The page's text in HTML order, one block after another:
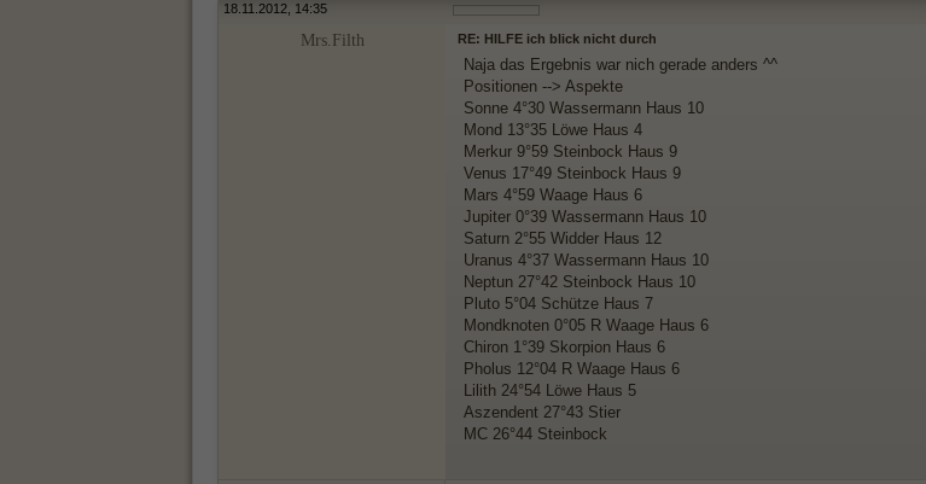
18.11.2012, 14:35
Mrs.Filth RE: HILFE ich blick nicht durch
Naja das Ergebnis war nich gerade anders ^^
Positionen --> Aspekte
Sonne 4°30 Wassermann Haus 10
Mond 13°35 Löwe Haus 4
Merkur 9°59 Steinbock Haus 9
Venus 17°49 Steinbock Haus 9
Mars 4°59 Waage Haus 6
Jupiter 0°39 Wassermann Haus 10
Saturn 2°55 Widder Haus 12
Uranus 4°37 Wassermann Haus 10
Neptun 27°42 Steinbock Haus 10
Pluto 5°04 Schütze Haus 7
Mondknoten 0°05 R Waage Haus 6
Chiron 1°39 Skorpion Haus 6
Pholus 12°04 R Waage Haus 6
Lilith 24°54 Löwe Haus 5
Aszendent 27°43 Stier
MC 26°44 Steinbock